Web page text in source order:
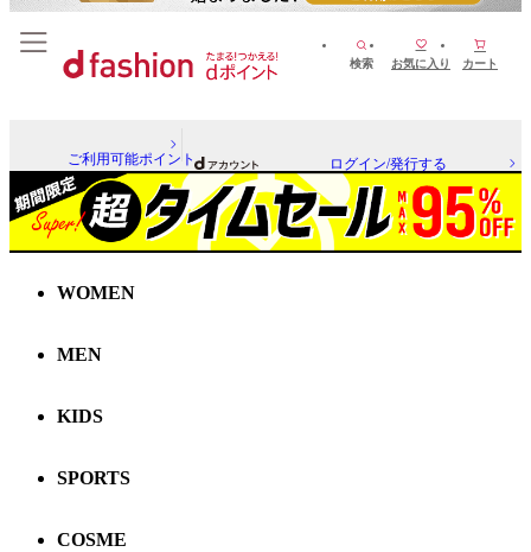
検索 お気に入り カート
ご利用可能ポイント ログイン/発行する
WOMEN
MEN
KIDS
SPORTS
COSME